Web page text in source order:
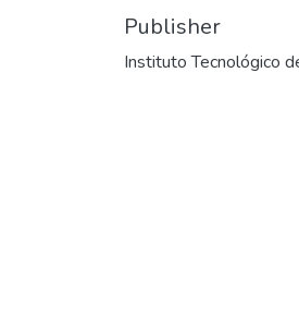
Publisher
Instituto Tecnológico